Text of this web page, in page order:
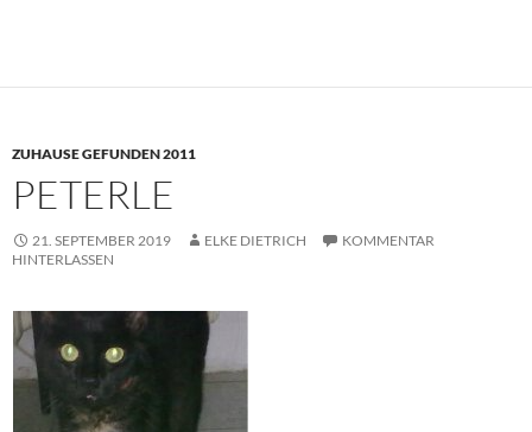
ZUHAUSE GEFUNDEN 2011
PETERLE
21. SEPTEMBER 2019 ELKE DIETRICH
KOMMENTAR
HINTERLASSEN